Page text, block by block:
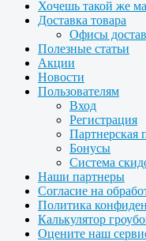
Хочешь такой же
Доставка товара
Офисы
Полезные статьи
Акции
Новости
Пользователям
Вход
Регистрация
Партнерская
Бонусы
Система
Наши партнеры
Согласие на
Политика
Калькулятор
Оцените наш